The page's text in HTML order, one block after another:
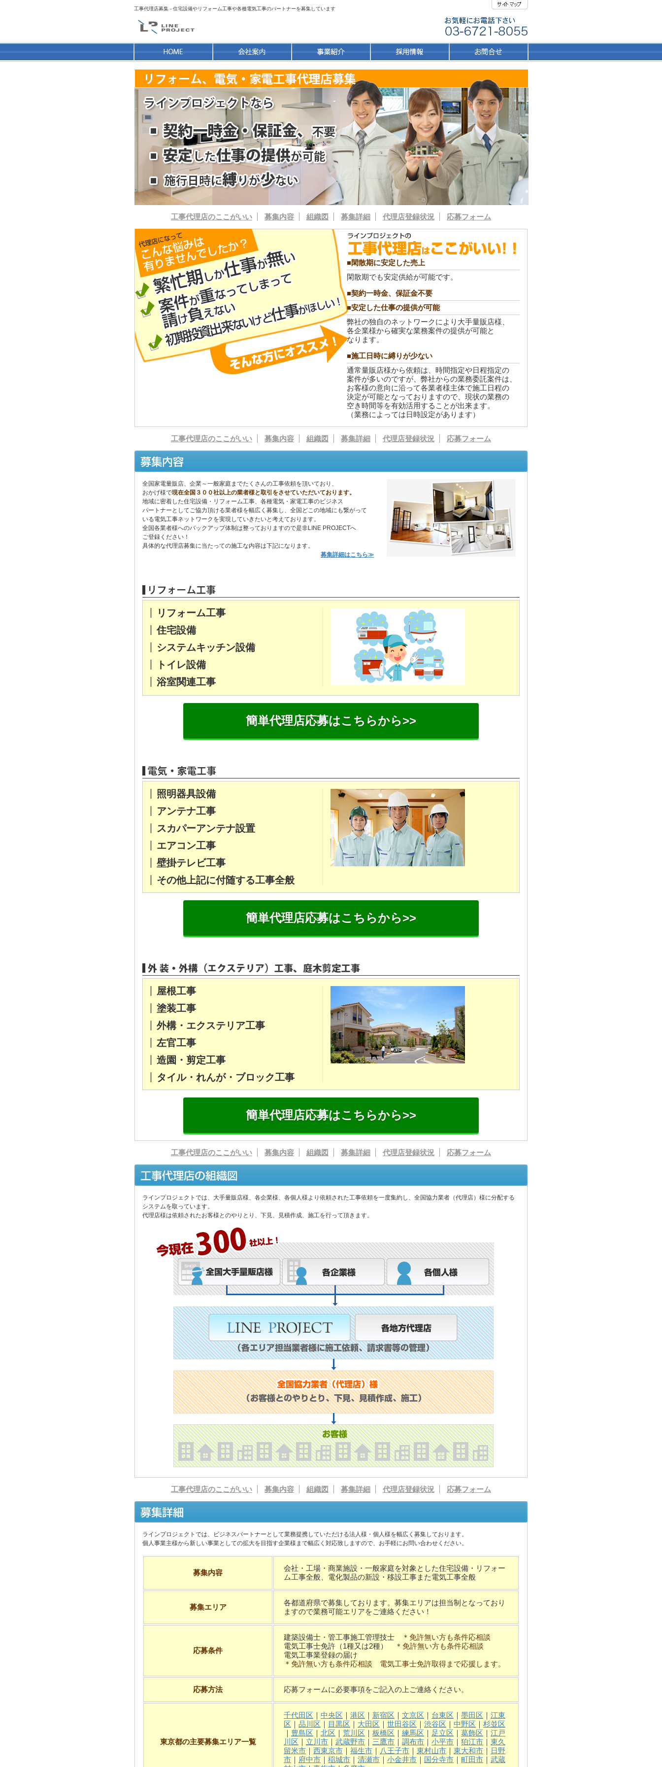
工事代理店募集 - 住宅設備やリフォーム工事や各種電気工事のパートナーを募集しています
工事代理店のここがいい 募集内容 組織図 募集詳細 代理店登録状況 応募フォーム
■閑散期に安定した売上
閑散期でも安定供給が可能です。
■契約一時金、保証金不要
■安定した仕事の提供が可能
弊社の独自のネットワークにより大手量販店様、
各企業様から確実な業務案件の提供が可能と
なります。
■施工日時に縛りが少ない
通常量販店様から依頼は、時間指定や日程指定の
案件が多いのですが、弊社からの業務委託案件は、
お客様の意向に沿って各業者様主体で施工日程の
決定が可能となっておりますので、現状の業務の
空き時間等を有効活用することが出来ます。
（業務によっては日時設定があります）
工事代理店のここがいい 募集内容 組織図 募集詳細 代理店登録状況 応募フォーム
全国家電量販店、企業～一般家庭までたくさんの工事依頼を頂いており、
おかげ様で現在全国３００社以上の業者様と取引をさせていただいております。
地域に密着した住宅設備・リフォーム工事、各種電気・家電工事のビジネス
パートナーとしてご協力頂ける業者様を幅広く募集し、全国どこの地域にも繋がって
いる電気工事ネットワークを実現していきたいと考えております。
全国各業者様へのバックアップ体制は整っておりますので是非LINE PROJECTへ
ご登録ください！
具体的な代理店募集に当たっての施工な内容は下記になります。
募集詳細はこちら≫
リフォーム工事
住宅設備
システムキッチン設備
トイレ設備
浴室関連工事
簡単代理店応募はこちらから>>
照明器具設備
アンテナ工事
スカパーアンテナ設置
エアコン工事
壁掛テレビ工事
その他上記に付随する工事全般
簡単代理店応募はこちらから>>
屋根工事
塗装工事
外構・エクステリア工事
左官工事
造園・剪定工事
タイル・れんが・ブロック工事
簡単代理店応募はこちらから>>
工事代理店のここがいい 募集内容 組織図 募集詳細 代理店登録状況 応募フォーム
ラインプロジェクトでは、大手量販店様、各企業様、各個人様より依頼された工事依頼を一度集約し、全国協力業者（代理店）様に分配する
システムを取っています。
代理店様は依頼されたお客様とのやりとり、下見、見積作成、施工を行って頂きます。
工事代理店のここがいい 募集内容 組織図 募集詳細 代理店登録状況 応募フォーム
ラインプロジェクトでは、ビジネスパートナーとして業務提携していただける法人様・個人様を幅広く募集しております。
個人事業主様から新しい事業としての拡大を目指す企業様まで幅広く対応致しますので、お手軽にお問い合わせください。
募集内容
会社・工場・商業施設・一般家庭を対象とした住宅設備・リフォー
ム工事全般、電化製品の新設・移設工事また電気工事全般
募集エリア
各都道府県で募集しております。募集エリアは担当制となっており
ますので業務可能エリアをご連絡ください！
応募条件
建築設備士・管工事施工管理技士
＊免許無い方も条件応相談
電気工事士免許（1種又は2種）
＊免許無い方も条件応相談
電気工事業登録の届け
＊免許無い方も条件応相談 電気工事士免許取得まで応援します。
応募方法 応募フォームに必要事項をご記入の上ご連絡ください。
東京都の主要募集エリア一覧
千代田区 ｜ 中央区 ｜ 港区 ｜ 新宿区 ｜ 文京区 ｜ 台東区 ｜ 墨田区 ｜ 江東
区 ｜ 品川区 ｜ 目黒区 ｜ 大田区 ｜ 世田谷区 ｜ 渋谷区 ｜ 中野区 ｜ 杉並区
｜ 豊島区 ｜ 北区 ｜ 荒川区 ｜ 板橋区 ｜ 練馬区 ｜ 足立区 ｜ 葛飾区 ｜ 江戸
川区 ｜ 立川市 ｜ 武蔵野市 ｜ 三鷹市 ｜ 調布市 ｜ 小平市 ｜ 狛江市 ｜ 東久
留米市 ｜ 西東京市 ｜ 福生市 ｜ 八王子市 ｜ 東村山市 ｜ 東大和市 ｜ 日野
市 ｜ 府中市 ｜ 稲城市 ｜ 清瀬市 ｜ 小金井市 ｜ 国分寺市 ｜ 町田市 ｜ 武蔵